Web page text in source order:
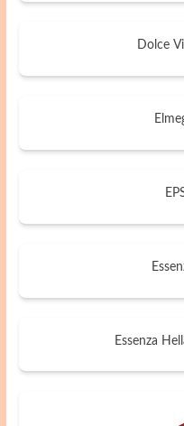
Dolce
Essenza